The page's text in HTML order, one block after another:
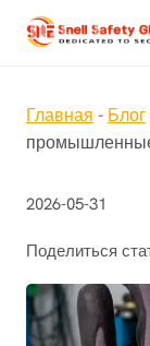
Перейти
Главная - Блог
2026-05-31
Поделиться